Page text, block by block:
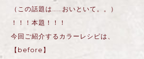
（この話題は……おいといて。。）
！！！本題！！！
今回ご紹介するカラーレシピは、
【before】